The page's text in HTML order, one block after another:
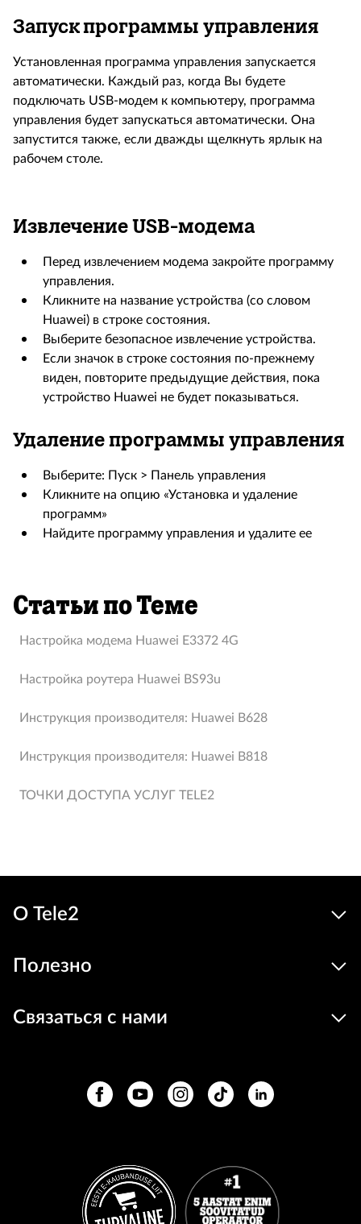
Запуск программы управления
Установленная программа управления запускается
автоматически. Каждый раз, когда Вы будете
подключать USB-модем к компьютеру, программа
управления будет запускаться автоматически. Она
запустится также, если дважды щелкнуть ярлык на
рабочем столе.
Извлечение USB-модема
Перед извлечением модема закройте программу
управления.
Кликните на название устройства (со словом
Huawei) в строке состояния.
Выберите безопасное извлечение устройства.
Если значок в строке состояния по-прежнему
виден, повторите предыдущие действия, пока
устройство Huawei не будет показываться.
Удаление программы управления
Выберите: Пуск > Панель управления
Кликните на опцию «Установка и удаление
программ»
Найдите программу управления и удалите ее
Статьи по Теме
Hастройка модема Huawei E3372 4G
Настройка роутера Huawei BS93u
Инструкция производителя: Huawei B628
Инструкция производителя: Huawei B818
ТОЧКИ ДОСТУПА УСЛУГ TELE2
О Tele2
Полезно
Связаться с нами